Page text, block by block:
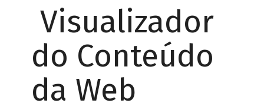
Visualizador
do Conteúdo
da Web